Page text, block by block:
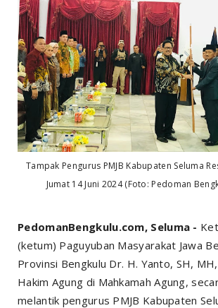
Tampak Pengurus PMJB Kabupaten Seluma
Jumat 14 Juni 2024 (Foto: Pedoman
PedomanBengkulu.com, Seluma -
(ketum) Paguyuban Masyarakat Jawa
Provinsi Bengkulu Dr. H. Yanto, SH,
Hakim Agung di Mahkamah Agung,
melantik pengurus PMJB Kabupaten